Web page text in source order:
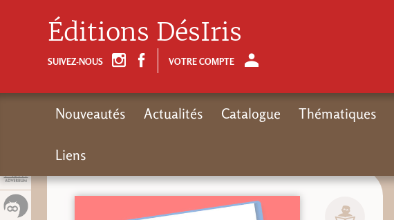
Éditions DésIris
SUIVEZ-NOUS VOTRE COMPTE
Nouveautés Actualités Catalogue Thématiques
Liens